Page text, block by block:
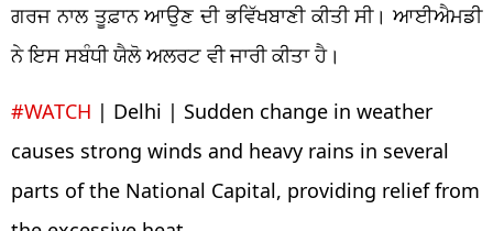
ਗਰਜ ਨਾਲ ਤੂਫ਼ਾਨ ਆਉਣ ਦੀ ਭਵਿੱਖਬਾਣੀ ਕੀਤੀ ਸੀ। ਆਈਐਮਡੀ
ਨੇ ਇਸ ਸਬੰਧੀ ਯੈਲੋ ਅਲਰਟ ਵੀ ਜਾਰੀ ਕੀਤਾ ਹੈ।
#WATCH | Delhi | Sudden change in weather
causes strong winds and heavy rains in several
parts of the National Capital, providing relief from